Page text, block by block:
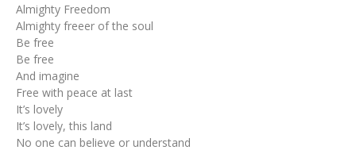
Almighty Freedom
Almighty freeer of the soul
Be free
Be free
And imagine
Free with peace at last
It’s lovely
It’s lovely, this land
No one can believe or understand